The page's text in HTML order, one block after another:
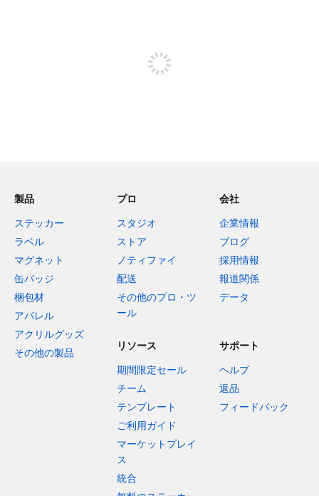
製品
ステッカー
ラベル
マグネット
缶バッジ
梱包材
アパレル
アクリルグッズ
その他の製品
プロ
スタジオ
ストア
ノティファイ
配送
その他のプロ・ツ
ール
会社
企業情報
ブログ
採用情報
報道関係
データ
リソース
期間限定セール
チーム
テンプレート
ご利用ガイド
マーケットプレイ
ス
統合
サポート
ヘルプ
返品
フィードバック